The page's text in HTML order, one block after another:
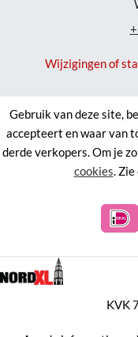
Wijzigingen of
Gebruik van deze site,
accepteert en waar van
derde verkopers. Om je
cookies. Zie
KVK